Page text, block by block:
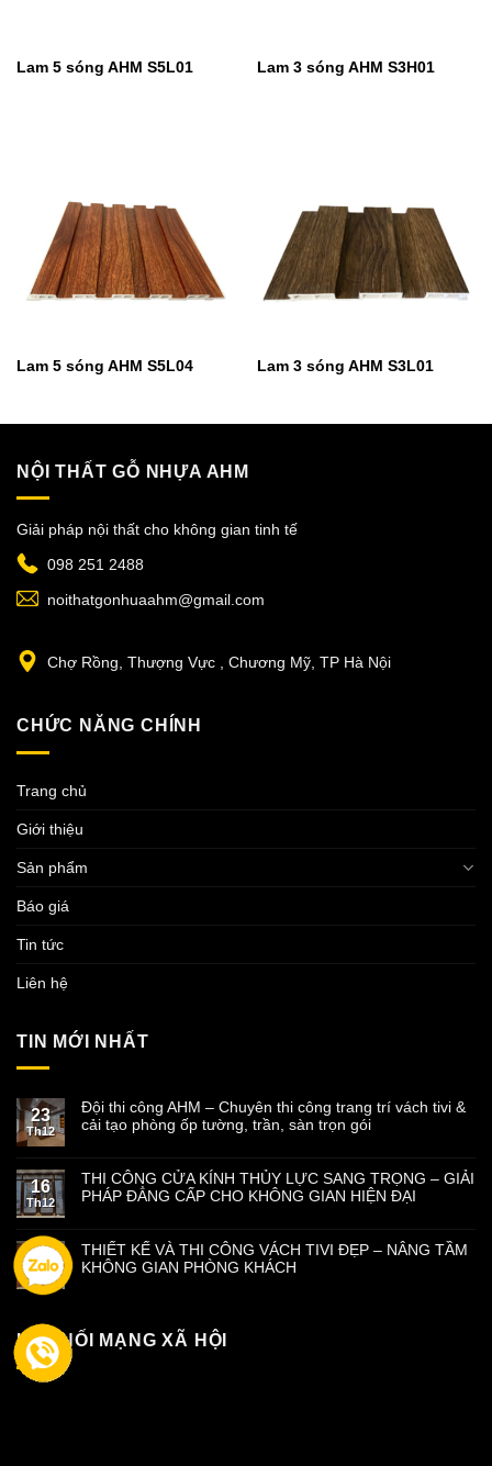
Lam 5 sóng AHM S5L01 Lam 3 sóng AHM S3H01
Lam 5 sóng AHM S5L04 Lam 3 sóng AHM S3L01
NỘI THẤT GỖ NHỰA AHM
Giải pháp nội thất cho không gian tinh tế
098 251 2488
noithatgonhuaahm@gmail.com
Chợ Rồng, Thượng Vực , Chương Mỹ, TP Hà Nội
CHỨC NĂNG CHÍNH
Trang chủ
Giới thiệu
Sản phẩm
Báo giá
Tin tức
Liên hệ
TIN MỚI NHẤT
23
Th12
Đội thi công AHM – Chuyên thi công trang trí vách tivi &
cải tạo phòng ốp tường, trần, sàn trọn gói
16
Th12
THI CÔNG CỬA KÍNH THỦY LỰC SANG TRỌNG – GIẢI
PHÁP ĐẲNG CẤP CHO KHÔNG GIAN HIỆN ĐẠI
09
Th12
THIẾT KẾ VÀ THI CÔNG VÁCH TIVI ĐẸP – NÂNG TẦM
KHÔNG GIAN PHÒNG KHÁCH
KẾT NỐI MẠNG XÃ HỘI